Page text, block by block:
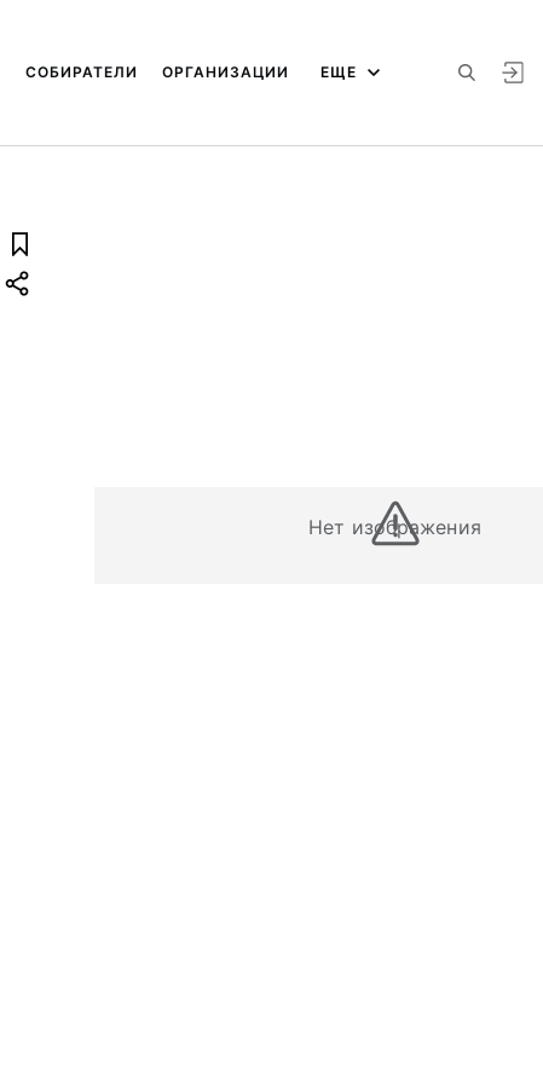
СОБИРАТЕЛИ ОРГАНИЗАЦИИ ЕЩЕ
Нет изображения